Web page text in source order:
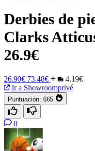
Derbies de
Clarks
26.9€
26.90€ 73.48€
4.19€
Ir a Showroomprivé
Puntuación: 665
0